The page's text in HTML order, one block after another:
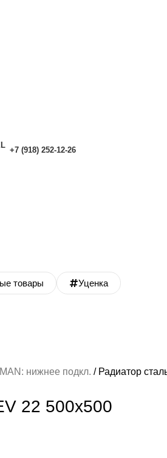
+7 (918) 252-12-26
товары Уценка
нижнее подкл. Радиатор
22 500х500